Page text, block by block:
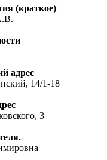
(краткое)
адрес
14/1-18
3